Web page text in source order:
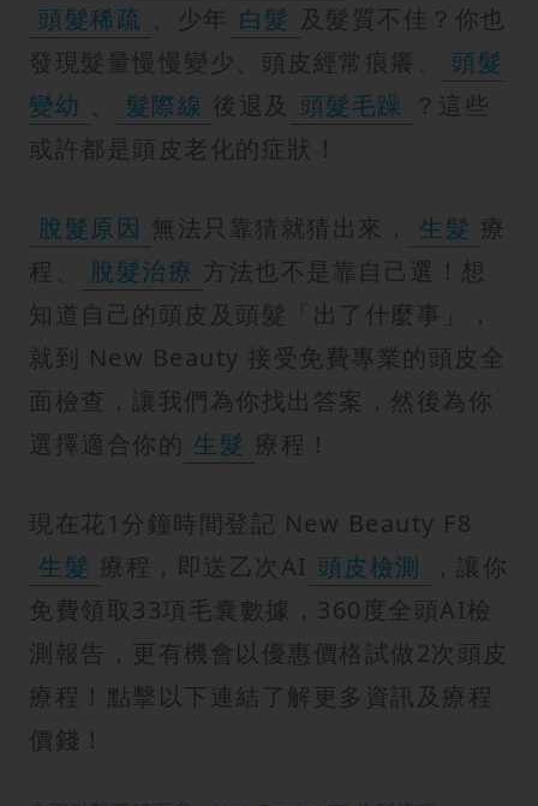
頭髮稀疏 、少年 白髮 及髮質不佳？你也
發現髮量慢慢變少、頭皮經常痕癢、
頭髮
變幼 、 髮際線 後退及 頭髮毛躁
？這些
或許都是頭皮老化的症狀！
脫髮原因 無法只靠猜就猜出來， 生髮 療
程、
脫髮治療 方法也不是靠自己選！想
知道自己的頭皮及頭髮「出了什麼事」，
就到 New Beauty 接受免費專業的頭皮全
面檢查，讓我們為你找出答案，然後為你
選擇適合你的 生髮 療程！
現在花1分鐘時間登記 New Beauty F8
生髮 療程，即送乙次AI 頭皮檢測
，讓你
免費領取33項毛囊數據，360度全頭AI檢
測報告，更有機會以優惠價格試做2次頭皮
療程！點擊以下連結了解更多資訊及療程
價錢！